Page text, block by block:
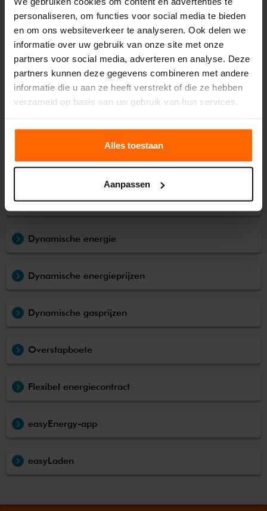
personaliseren, om functies voor social media te bieden
en om ons websiteverkeer te analyseren. Ook delen we
informatie over uw gebruik van onze site met onze
partners voor social media, adverteren en analyse. Deze
partners kunnen deze gegevens combineren met andere
informatie die u aan ze heeft verstrekt of die ze hebben
verzameld op basis van uw gebruik van hun services.
Alles toestaan
Aanpassen
Energiecontract
Ons aanbod
Overstappen naar easyEnergy
Onze tarieven
Stroom terugleveren
Slimme meter
Dynamische energie
Dynamische energieprijzen
Dynamische gasprijzen
Overstapboete
Flexibel energiecontract
easyEnergy-app
easyLaden